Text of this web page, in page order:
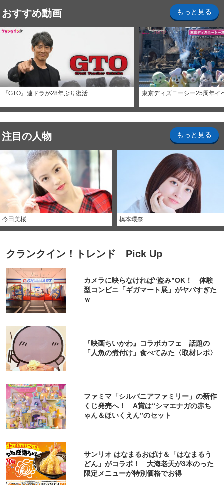
おすすめ動画 もっと見る
『GTO』連ドラが28年ぶり復活 東京ディズニーシー25周年イ
注目の人物 もっと見る
今田美桜 橋本環奈
クランクイン！トレンド Pick Up
カメラに映らなければ“盗み”OK！ 体験
型コンビニ「ギガマート展」がヤバすぎた
ｗ
『映画ちいかわ』コラボカフェ 話題の
「人魚の煮付け」食べてみた〈取材レポ〉
ファミマ「シルバニアファミリー」の新作
くじ発売へ！ A賞は“シマエナガの赤ち
ゃん＆ほいくえん”のセット
サンリオ はなまるおばけ＆「はなまるう
どん」がコラボ！ 大海老天が3本のった
限定メニューが特別価格でお得